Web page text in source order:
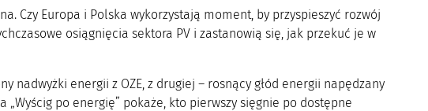
Czy Europa i Polska wykorzystają moment, by przyspieszyć rozwój
osiągnięcia sektora PV i zastanowią się, jak przekuć je w
nadwyżki energii z OZE, z drugiej – rosnący głód energii napędzany
po energię” pokaże, kto pierwszy sięgnie po dostępne